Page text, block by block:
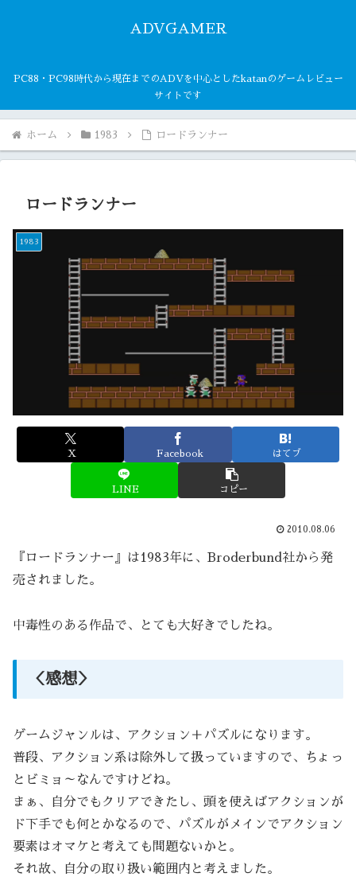
ADVGAMER
PC88・PC98時代から現在までのADVを中心としたkatanのゲームレビュー
サイトです
ホーム 1983 ロードランナー
ロードランナー
1983
X Facebook はてブ
LINE コピー
2010.08.06
『ロードランナー』は1983年に、Broderbund社から発
売されました。
中毒性のある作品で、とても大好きでしたね。
＜感想＞
ゲームジャンルは、アクション＋パズルになります。
普段、アクション系は除外して扱っていますので、ちょっ
とビミョ～なんですけどね。
まぁ、自分でもクリアできたし、頭を使えばアクションが
ド下手でも何とかなるので、パズルがメインでアクション
要素はオマケと考えても問題ないかと。
それ故、自分の取り扱い範囲内と考えました。